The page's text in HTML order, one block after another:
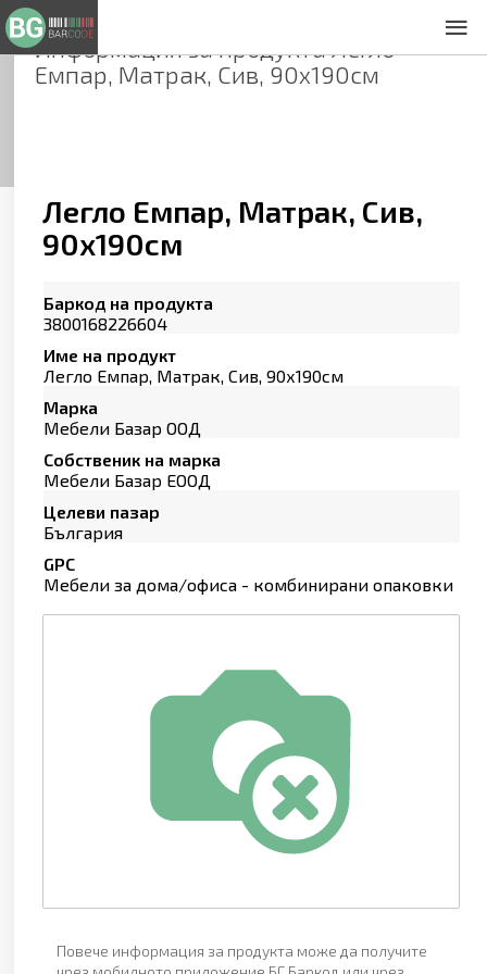
Информация за продуктаЛегло
Емпар, Матрак, Сив, 90х190см
Легло Емпар, Матрак, Сив,
90х190см
Баркод на продукта
3800168226604
Име на продукт
Легло Емпар, Матрак, Сив, 90х190см
Марка
Мебели Базар ООД
Собственик на марка
Мебели Базар ЕООД
Целеви пазар
България
GPC
Мебели за дома/офиса - комбинирани опаковки
Повече информация за продукта може да получите
Общи условия